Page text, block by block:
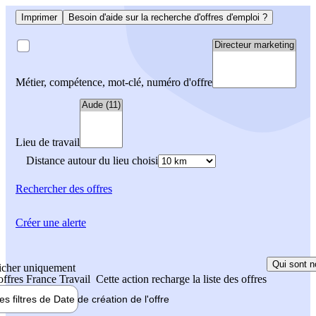
Imprimer Besoin d'aide sur la recherche d'offres d'emploi ?
Métier, compétence, mot-clé, numéro d'offre
Lieu de travail
Distance autour du lieu choisi
Rechercherdes offres
uniquement
France Travail Cette action recharge la liste des offres
Qui sont
filtres de Date de création de l'offre
Créer une alerte